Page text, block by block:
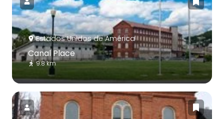
Estados Unidos de América
Canal Place
9.8 km